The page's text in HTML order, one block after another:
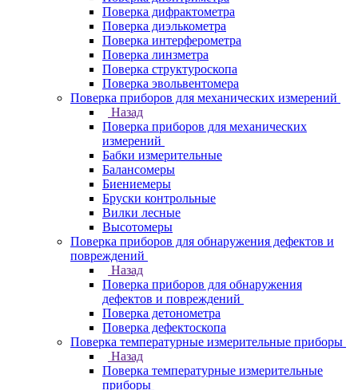
Поверка дифрактометра
Поверка диэлькометра
Поверка интерферометра
Поверка линзметра
Поверка структуроскопа
Поверка эвольвентомера
Поверка приборов для механических измерений
Назад
Поверка приборов для механических
измерений
Бабки измерительные
Балансомеры
Биениемеры
Бруски контрольные
Вилки лесные
Высотомеры
Поверка приборов для обнаружения дефектов и
повреждений
Назад
Поверка приборов для обнаружения
дефектов и повреждений
Поверка детонометра
Поверка дефектоскопа
Поверка температурные измерительные приборы
Назад
Поверка температурные измерительные
приборы